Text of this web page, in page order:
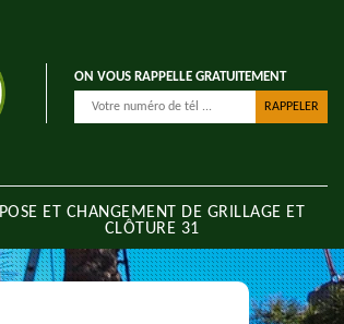
ON VOUS RAPPELLE GRATUITEMENT
POSE ET CHANGEMENT DE GRILLAGE ET
CLÔTURE 31